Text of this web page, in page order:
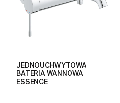
JEDNOUCHWYTOWA
BATERIA WANNOWA
ESSENCE